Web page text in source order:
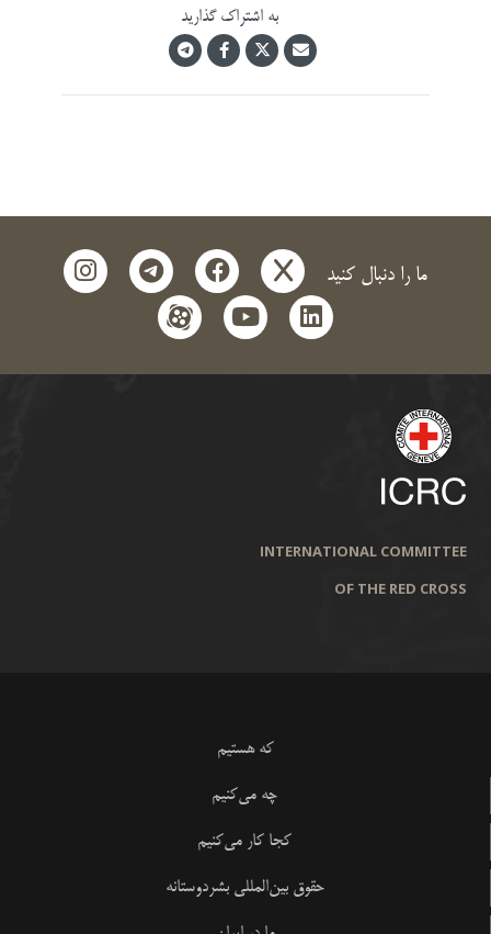
به اشتراک گذارید
ما را دنبال کنید x
facebook
telegram
instagram
linkedin
youtube
aparat
INTERNATIONAL COMMITTEE
OF THE RED CROSS
که هستیم
چه می‌کنیم
کجا کار می‌کنیم
حقوق بین‌المللی بشردوستانه